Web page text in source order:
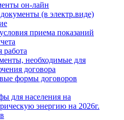
он-лайн
(в электр.виде)
приема показаний
работа
необходимые для
договора
формы договоров
для населения на
энергию на 2026г.